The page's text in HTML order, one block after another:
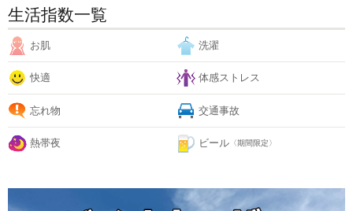
生活指数一覧
お肌 洗濯
快適 体感ストレス
忘れ物 交通事故
熱帯夜 ビール 〈期間限定〉